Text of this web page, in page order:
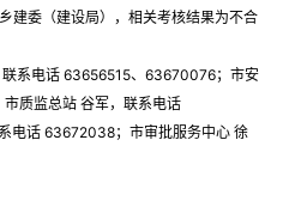
建委（建设局），相关考核结果为不合
系电话 63656515、63670076；市安
质监总站 谷军，联系电话
电话 63672038；市审批服务中心 徐